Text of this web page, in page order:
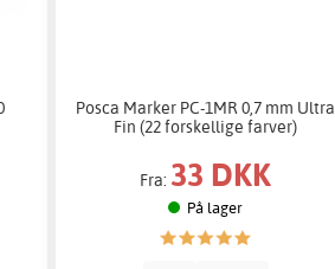
Posca Marker PC-1MR 0,7 mm Ultra
Fin (22 forskellige farver)
Fra: 33 DKK
På lager